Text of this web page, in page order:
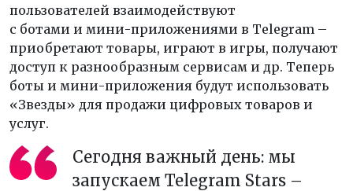
пользователей взаимодействуют
с ботами и мини-приложениями в Telegram –
приобретают товары, играют в игры, получают
доступ к разнообразным сервисам и др. Теперь
боты и мини-приложения будут использовать
«Звезды» для продажи цифровых товаров и
услуг.
Сегодня важный день: мы
запускаем Telegram Stars –